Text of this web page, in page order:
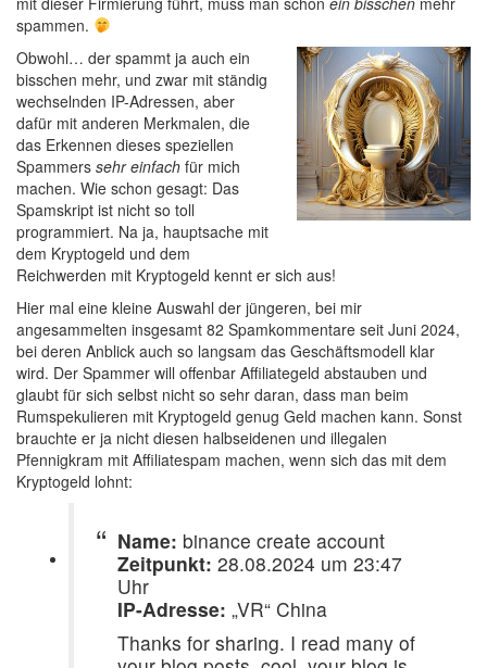
spammen.
Obwohl… der spammt ja auch ein
bisschen mehr, und zwar mit ständig
wechselnden IP-Adressen, aber
dafür mit anderen Merkmalen, die
das Erkennen dieses speziellen
Spammers sehr einfach für mich
machen. Wie schon gesagt: Das
Spamskript ist nicht so toll
programmiert. Na ja, hauptsache mit
dem Kryptogeld und dem
Reichwerden mit Kryptogeld kennt er sich aus!
Hier mal eine kleine Auswahl der jüngeren, bei mir
angesammelten insgesamt 82 Spamkommentare seit Juni 2024,
bei deren Anblick auch so langsam das Geschäftsmodell klar
wird. Der Spammer will offenbar Affiliategeld abstauben und
glaubt für sich selbst nicht so sehr daran, dass man beim
Rumspekulieren mit Kryptogeld genug Geld machen kann. Sonst
brauchte er ja nicht diesen halbseidenen und illegalen
Pfennigkram mit Affiliatespam machen, wenn sich das mit dem
Kryptogeld lohnt:
Name: binance create account
Zeitpunkt: 28.08.2024 um 23:47
Uhr
IP-Adresse: „VR“ China
Thanks for sharing. I read many of